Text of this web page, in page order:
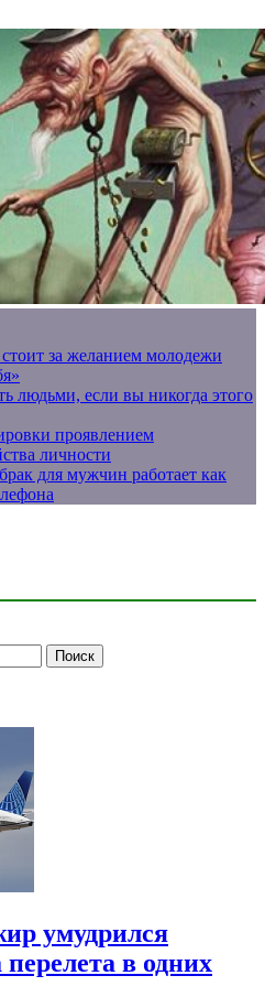
за желанием молодежи
людьми, если вы никогда этого
проявлением
личности
для мужчин работает как
умудрился
в одних